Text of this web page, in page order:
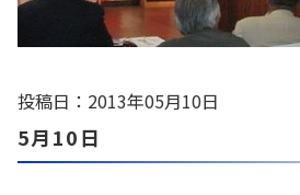
投稿日：2013年05月10日
5月10日